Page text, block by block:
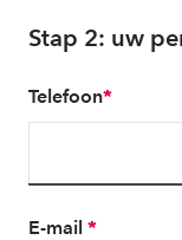
Stap 2: uw
Telefoon*
E-mail *